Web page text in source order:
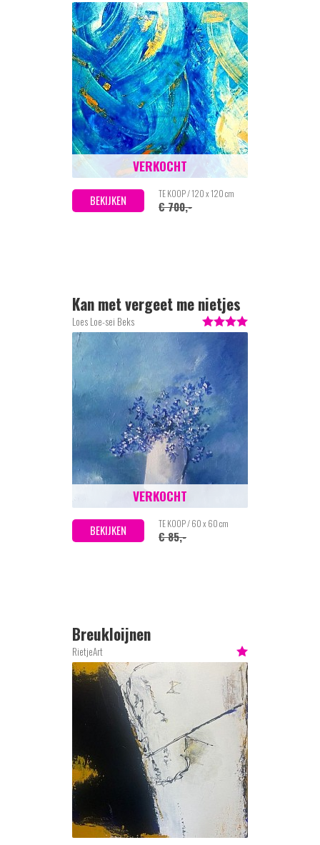
BEKIJKEN TE KOOP / 120 x 120 cm
€ 700,-
VERKOCHT
Kan met vergeet me nietjes
Loes Loe-sei Beks
BEKIJKEN TE KOOP / 60 x 60 cm
€ 85,-
VERKOCHT
Breukloijnen
RietjeArt